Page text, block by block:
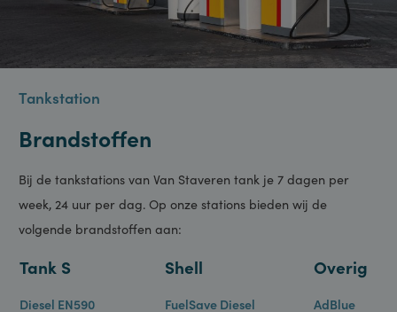
Bij de tankstations van Van Staveren tank je 7 dagen per
week, 24 uur per dag. Op onze stations bieden wij de
Tank S Shell Overig